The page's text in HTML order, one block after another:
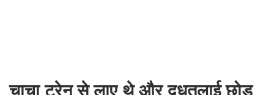
चाचा ट्रेन से लाए थे और दूधतलाई छोड़